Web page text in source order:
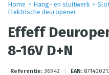
Home Hang- en sluitwerk
Elektrische deuropener
Effeff
8-16V D+N
Referentie: 36942 EAN: